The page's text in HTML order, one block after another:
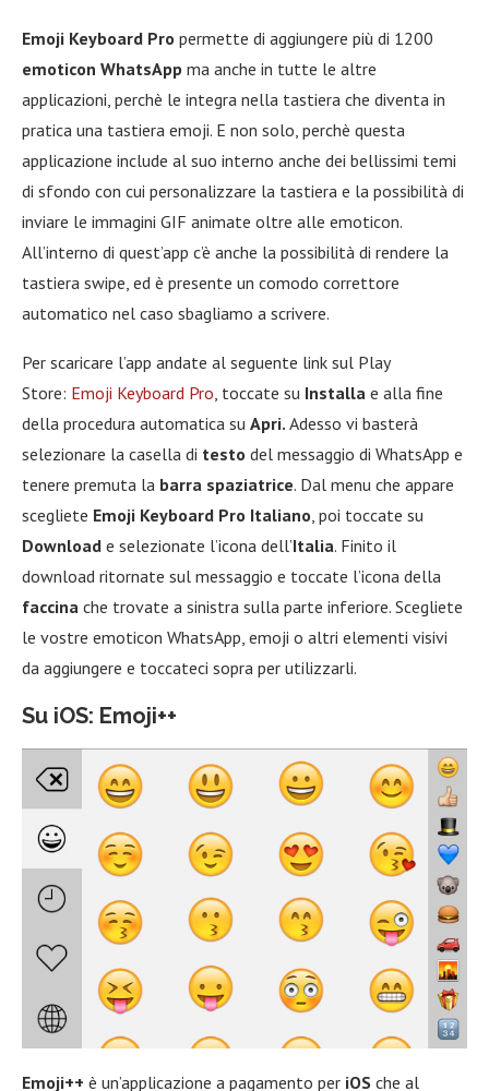
Emoji Keyboard Pro permette di aggiungere più di 1200
emoticon WhatsApp ma anche in tutte le altre
applicazioni, perchè le integra nella tastiera che diventa in
pratica una tastiera emoji. E non solo, perchè questa
applicazione include al suo interno anche dei bellissimi temi
di sfondo con cui personalizzare la tastiera e la possibilità di
inviare le immagini GIF animate oltre alle emoticon.
All’interno di quest’app c’è anche la possibilità di rendere la
tastiera swipe, ed è presente un comodo correttore
automatico nel caso sbagliamo a scrivere.
Per scaricare l’app andate al seguente link sul Play
Store: Emoji Keyboard Pro , toccate su Installa e alla fine
della procedura automatica su Apri. Adesso vi basterà
selezionare la casella di testo del messaggio di WhatsApp e
tenere premuta la barra spaziatrice. Dal menu che appare
scegliete Emoji Keyboard Pro Italiano , poi toccate su
Download e selezionate l’icona dell’Italia. Finito il
download ritornate sul messaggio e toccate l’icona della
faccina che trovate a sinistra sulla parte inferiore. Scegliete
le vostre emoticon WhatsApp, emoji o altri elementi visivi
da aggiungere e toccateci sopra per utilizzarli.
Su iOS: Emoji++
Emoji++ è un’applicazione a pagamento per iOS che al